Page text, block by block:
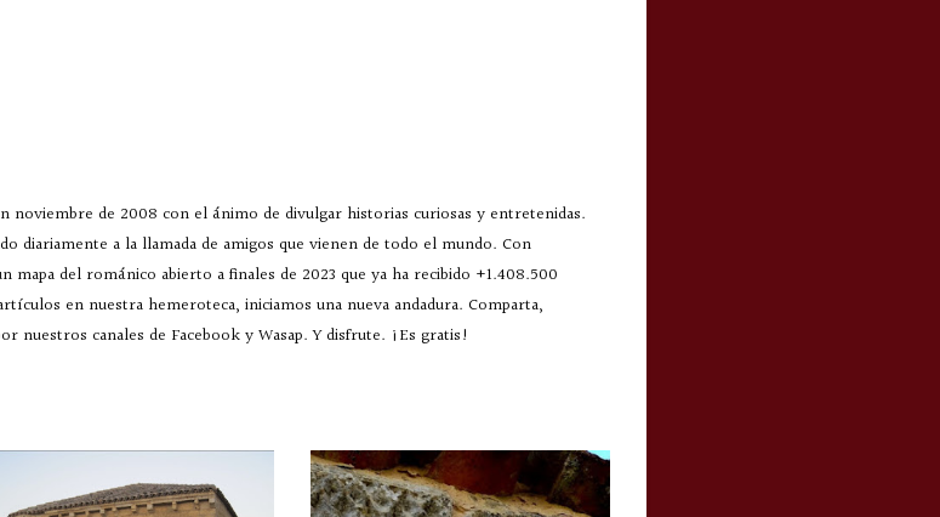
noviembre de 2008 con el ánimo de divulgar historias curiosas y entretenidas.
diariamente a la llamada de amigos que vienen de todo el mundo. Con
mapa del románico abierto a finales de 2023 que ya ha recibido +1.408.500
en nuestra hemeroteca, iniciamos una nueva andadura. Comparta,
nuestros canales de Facebook y Wasap. Y disfrute. ¡Es gratis!